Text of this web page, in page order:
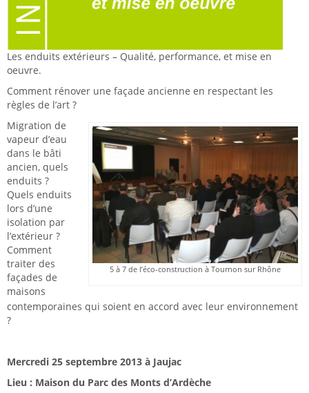
Les enduits extérieurs – Qualité, performance, et mise en
oeuvre.
Comment rénover une façade ancienne en respectant les
règles de l’art ?
5 à 7 de l’éco-construction à Tournon sur Rhône
Migration de
vapeur d’eau
dans le bâti
ancien, quels
enduits ?
Quels enduits
lors d’une
isolation par
l’extérieur ?
Comment
traiter des
façades de
maisons
contemporaines qui soient en accord avec leur environnement
?
Mercredi 25 septembre 2013 à Jaujac
Lieu : Maison du Parc des Monts d’Ardèche